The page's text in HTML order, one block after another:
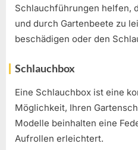
Schlauchführungen helfen,
und durch Gartenbeete zu
beschädigen oder den
Schlauchbox
Eine Schlauchbox ist eine
Möglichkeit, Ihren
Modelle beinhalten eine
Aufrollen erleichtert.